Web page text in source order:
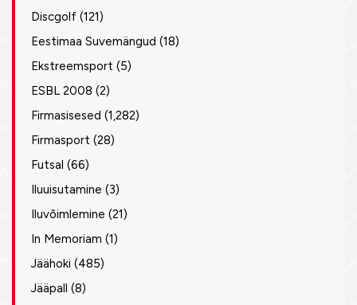
Discgolf (121)
Eestimaa Suvemängud (18)
Ekstreemsport (5)
ESBL 2008 (2)
Firmasisesed (1,282)
Firmasport (28)
Futsal (66)
Iluuisutamine (3)
Iluvõimlemine (21)
In Memoriam (1)
Jäähoki (485)
Jääpall (8)